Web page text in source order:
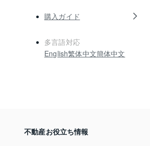
購入ガイド
多言語対応
English繁体中文簡体中文
不動産お役立ち情報